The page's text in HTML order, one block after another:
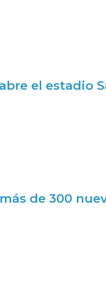
el estadio
de 300